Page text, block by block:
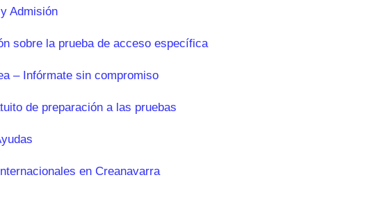
Admisión
sobre la prueba de acceso específica
– Infórmate sin compromiso
de preparación a las pruebas
en Creanavarra